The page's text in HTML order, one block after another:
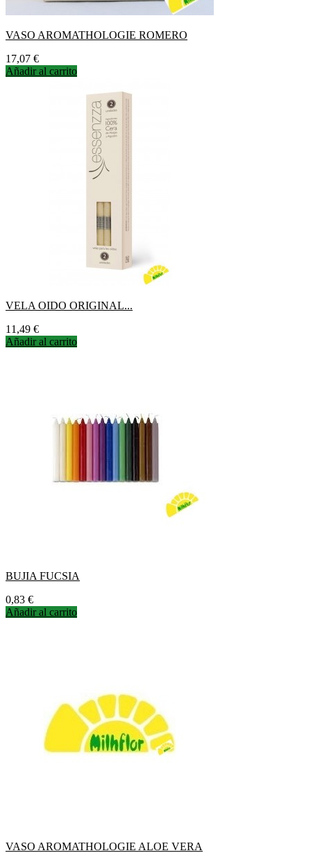
VASO AROMATHOLOGIE ROMERO
Precio
17,07 €
Añadir al carrito
VELA OIDO ORIGINAL...
Precio
11,49 €
Añadir al carrito
BUJIA FUCSIA
Precio
0,83 €
Añadir al carrito
VASO AROMATHOLOGIE ALOE VERA